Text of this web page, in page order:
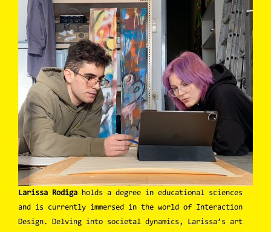
Larissa Rodiga holds a degree in educational sciences
and is currently immersed in the world of Interaction
Design. Delving into societal dynamics, Larissa’s art